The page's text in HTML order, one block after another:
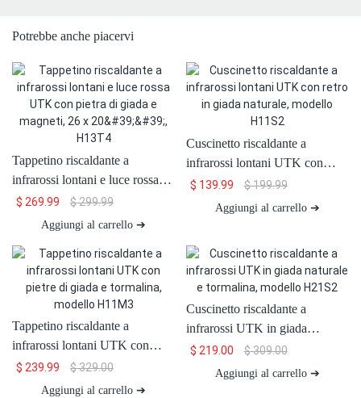
Potrebbe anche piacervi
Tappetino riscaldante a
infrarossi lontani e luce rossa
UTK con pietra di giada e
magneti, 26 x 20'', H13T4
$ 269.99 $299.99
Aggiungi al carrello ➔
Cuscinetto riscaldante a
infrarossi lontani UTK con
retro in giada naturale, modello
H11S2
$ 139.99 $199.99
Aggiungi al carrello ➔
Tappetino riscaldante a
infrarossi lontani UTK con
pietre di giada e tormalina,
modello H11M3
$ 239.99 $329.00
Aggiungi al carrello ➔
Cuscinetto riscaldante a
infrarossi UTK in giada
naturale e tormalina, modello
H21S2
$ 219.00 $309.00
Aggiungi al carrello ➔